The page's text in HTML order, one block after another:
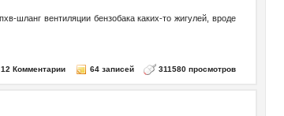
шланг вентиляции бензобака каких-то жигулей, вроде
12 Комментарии 64 записей 311580 просмотров